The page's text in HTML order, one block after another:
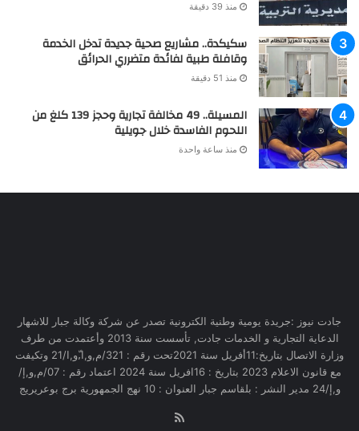
منذ 39 دقيقة
سكيكدة.. مشاريع صحية جديدة تدخل الخدمة
وقافلة طبية لفائدة متضرري الحرائق
منذ 51 دقيقة
المسيلة.. 49 مخالفة تجارية وحجز 139 كلغ من
اللحوم الفاسدة خلال جويلية
منذ ساعة واحدة
جادت نيوز :جريدة يومية وطنية الكترونية تصدر عن شركة وكالة جبار للاشهار
الدعاية التجارية و الخدمات جادت, تأسست سنة 2013 وأعتمدت من طرف
وزارة الاتصال بتاريخ:11أفريل سنة 2021تحت رقم : 321/م,و,ا,ّو,ا/21 وتكيفت
مع قانون الاعلام 2023 بتاريخ : 16افريل سنة 2024 اعتماد رقم : 07/م,و,إ/
و,إ/24 مدير النشر : بلقاسم جبار العنوان : 10 نهج الجمهورية برج بوعريريج